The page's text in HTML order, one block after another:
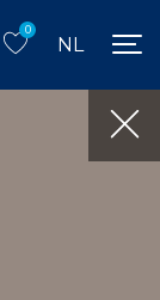
0
NL